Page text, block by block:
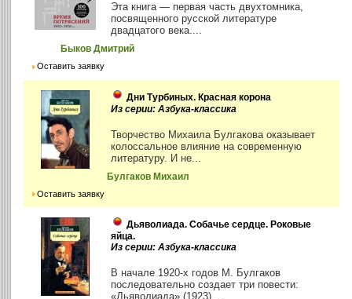
Эта книга — первая часть двухтомника,
посвященного русской литературе
двадцатого века....
Быков Дмитрий
Оставить заявку
Дни Турбиных. Красная корона
Из серии: Азбука-классика
Творчество Михаила Булгакова оказывает
колоссальное влияние на современную
литературу. И не...
Булгаков Михаил
Оставить заявку
Дьяволиада. Собачье сердце. Роковые
яйца.
Из серии: Азбука-классика
В начале 1920-х годов М. Булгаков
последовательно создает три повести:
«Дьяволиада» (1923),...